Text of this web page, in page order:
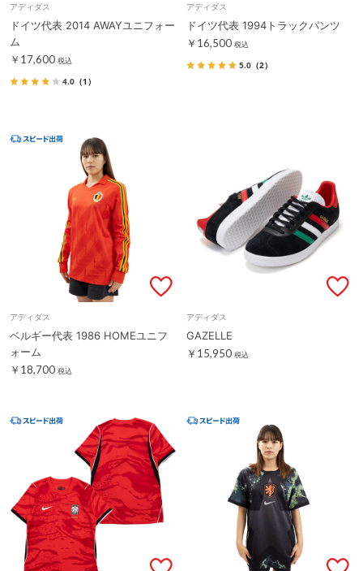
アディダス
ドイツ代表 2014 AWAYユニフォー
ム
￥17,600 税込
4.0 （1）
アディダス
ドイツ代表 1994トラックパンツ
￥16,500 税込
5.0 （2）
アディダス
ベルギー代表 1986 HOMEユニフ
ォーム
￥18,700 税込
アディダス
GAZELLE
￥15,950 税込